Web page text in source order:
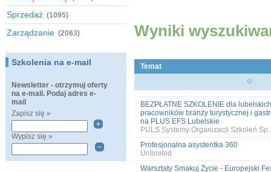
Sprzedaż (1095)
Zarządzanie (2063)
Szkolenia na e-mail
Newsletter - otrzymuj oferty
na e-mail. Podaj adres e-
mail
Zapisz się »
Wypisz się »
Wyniki
Temat
BEZPŁATNE SZKOLENIE dla
pracowników branży turystycznej i
na PLUS EFS Lubelskie
PULS Systemy Organizacji Szkoleń Sp.
Profesjonalna asystentka 360
Unlimited
Warsztaty Smakuj Życie - Europejski